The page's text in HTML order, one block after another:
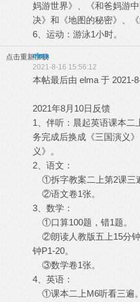
妈游世界》、《和爸妈游
决》和《地图的秘密》、《
6、运动：游泳1小时。
点击重新加载
elma
2021-8-16 15:56:12
本帖最后由 elma 于 2021-
2021年8月10日反馈
1、伴听：晨起英语课本二
务完成后换成《三国演义
义》。
2、语文：
①拆字教案二上第2课三
②语文卷1张。
3、数学：
①口算100题，错1题。
②朗读人教版五上15分钟
钟P1-20。
③数学卷1张。
4、英语：
①课本二上M6听看三遍。